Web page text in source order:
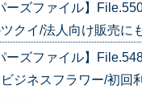
ーズファイル】
クイ/法人向け販売に
ーズファイル】
ジネスフラワー/初回